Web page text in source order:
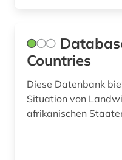
Countries
Diese Datenbank
Situation von
afrikanischen